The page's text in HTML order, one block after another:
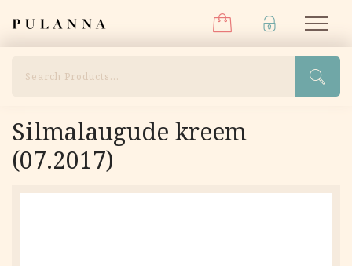
sisu
Menüü
Silmalaugude kreem
(07.2017)